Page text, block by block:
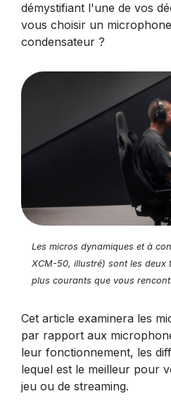
démystifiant l'une de vos
vous choisir un
condensateur ?
Les micros dynamiques et à
XCM-50, illustré) sont les deux
plus courants que vous
Cet article examinera les
par rapport aux
leur fonctionnement, les
lequel est le meilleur pour
jeu ou de streaming.